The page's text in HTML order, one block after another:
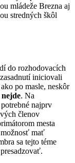
mládeže Brezna aj
stredných škôl
do rozhodovacích
iniciovali
po masle, neskôr
. Na
najprv
členov
mesta
mať
sa tejto téme